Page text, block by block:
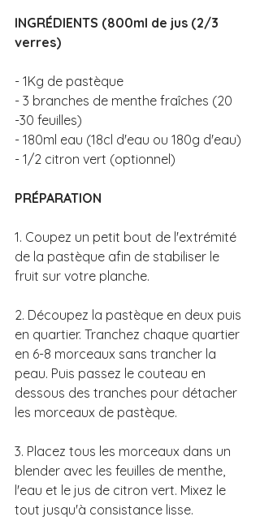
INGRÉDIENTS (800ml de jus (2/3
verres)
- 1Kg de pastèque
- 3 branches de menthe fraîches (20
-30 feuilles)
- 180ml eau (18cl d'eau ou 180g d'eau)
- 1/2 citron vert (optionnel)
PRÉPARATION
1. Coupez un petit bout de l'extrémité
de la pastèque afin de stabiliser le
fruit sur votre planche.
2. Découpez la pastèque en deux puis
en quartier. Tranchez chaque quartier
en 6-8 morceaux sans trancher la
peau. Puis passez le couteau en
dessous des tranches pour détacher
les morceaux de pastèque.
3. Placez tous les morceaux dans un
blender avec les feuilles de menthe,
l'eau et le jus de citron vert. Mixez le
tout jusqu'à consistance lisse.